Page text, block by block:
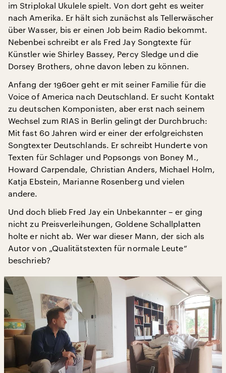
im Striplokal Ukulele spielt. Von dort geht es weiter
nach Amerika. Er hält sich zunächst als Tellerwäscher
über Wasser, bis er einen Job beim Radio bekommt.
Nebenbei schreibt er als Fred Jay Songtexte für
Künstler wie Shirley Bassey, Percy Sledge und die
Dorsey Brothers, ohne davon leben zu können.
Anfang der 1960er geht er mit seiner Familie für die
Voice of America nach Deutschland. Er sucht Kontakt
zu deutschen Komponisten, aber erst nach seinem
Wechsel zum RIAS in Berlin gelingt der Durchbruch:
Mit fast 60 Jahren wird er einer der erfolgreichsten
Songtexter Deutschlands. Er schreibt Hunderte von
Texten für Schlager und Popsongs von Boney M.,
Howard Carpendale, Christian Anders, Michael Holm,
Katja Ebstein, Marianne Rosenberg und vielen
andere.
Und doch blieb Fred Jay ein Unbekannter – er ging
nicht zu Preisverleihungen, Goldene Schallplatten
holte er nicht ab. Wer war dieser Mann, der sich als
Autor von „Qualitätstexten für normale Leute“
beschrieb?